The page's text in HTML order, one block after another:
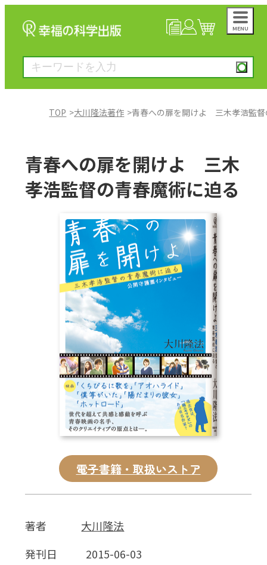
MENU
一般書
絵本
雑誌
CD
DVD・ブルーレイ
雑貨
外国語
TOP 大川隆法著作 青春への扉を開けよ 三木孝浩監督
青春への扉を開けよ 三木
孝浩監督の青春魔術に迫る
電子書籍・取扱いストア
著者
大川隆法
発刊日
2015-06-03